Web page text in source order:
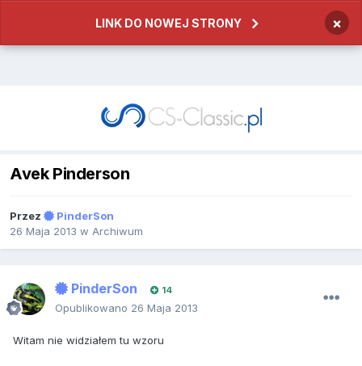
LINK DO NOWEJ STRONY ×
Avek Pinderson
Przez
PinderSon
26 Maja 2013 w Archiwum
PinderSon 14
Opublikowano 26 Maja 2013
Witam nie widziałem tu wzoru